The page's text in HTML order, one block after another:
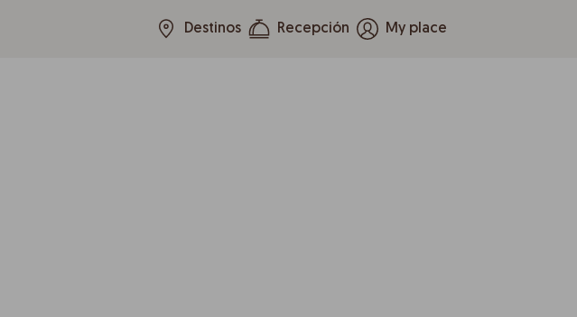
Destinos Recepción My place